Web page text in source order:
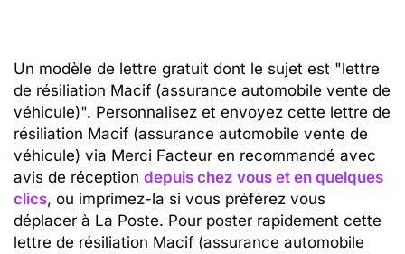
Un modèle de lettre gratuit dont le sujet est "lettre
de résiliation Macif (assurance automobile vente de
véhicule)". Personnalisez et envoyez cette lettre de
résiliation Macif (assurance automobile vente de
véhicule) via Merci Facteur en recommandé avec
avis de réception depuis chez vous et en quelques
clics, ou imprimez-la si vous préférez vous
déplacer à La Poste. Pour poster rapidement cette
lettre de résiliation Macif (assurance automobile